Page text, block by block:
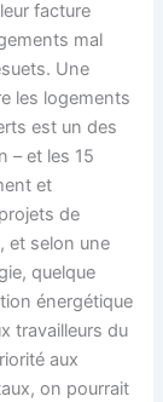
facture
mal
Une
les logements
est un des
– et les 15
et
de
et selon une
quelque
énergétique
travailleurs du
aux
on pourrait